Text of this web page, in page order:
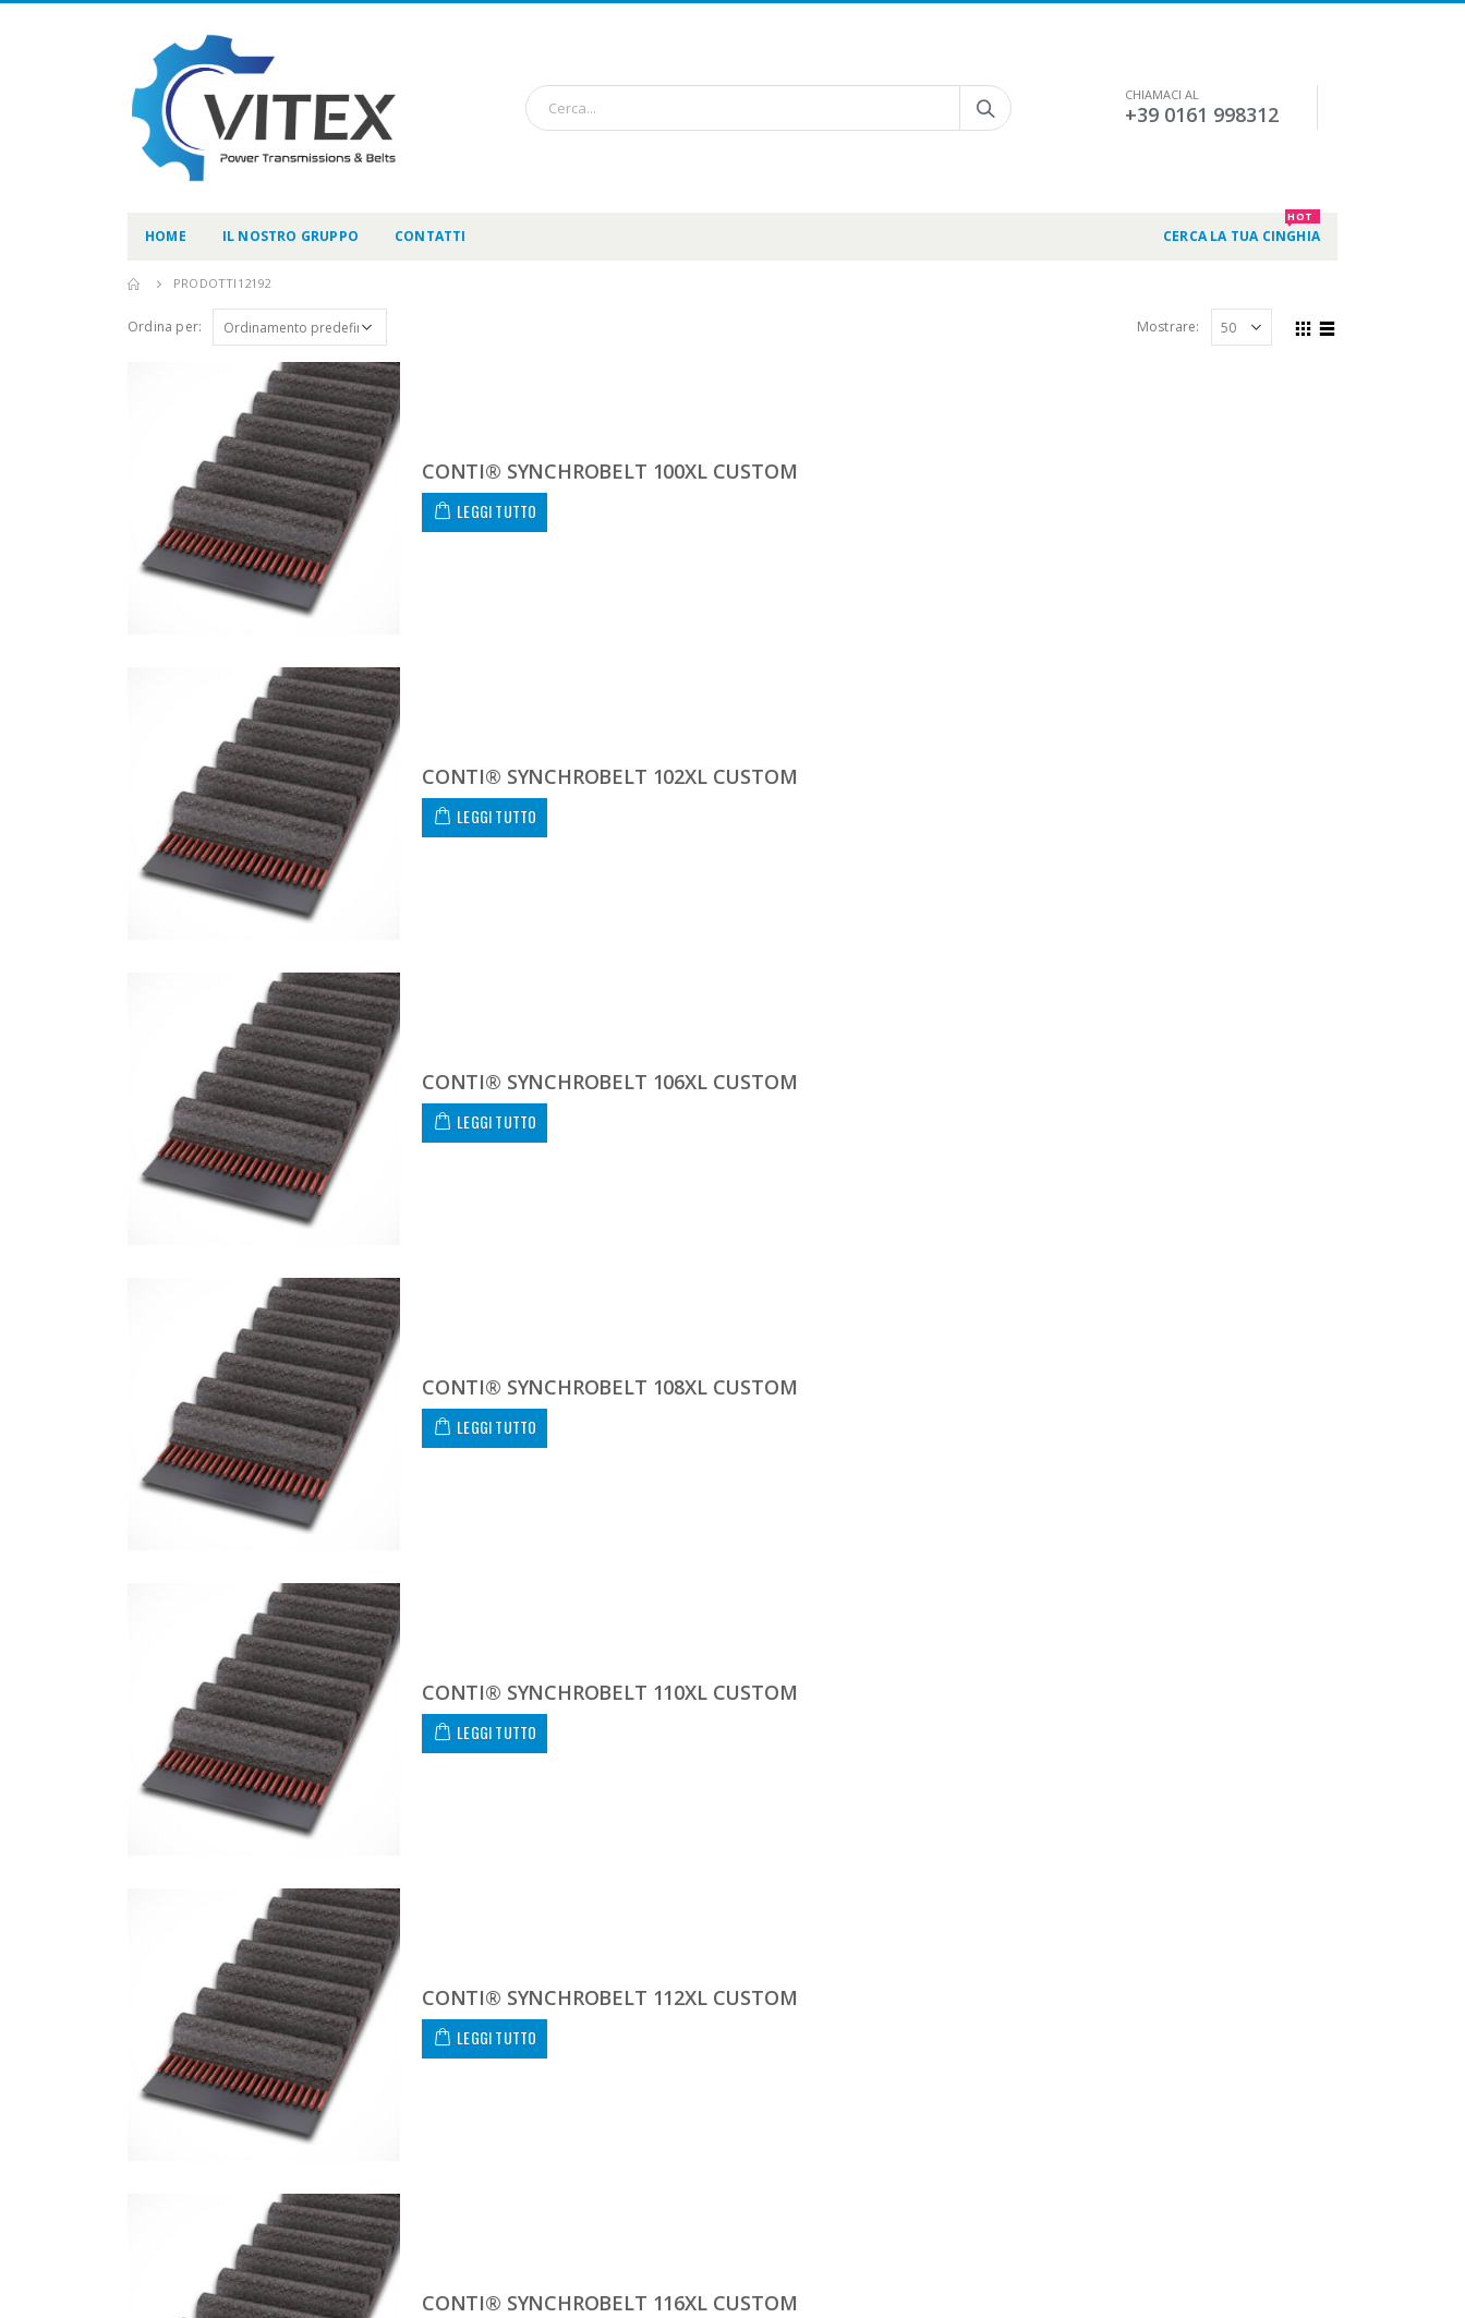
CHIAMACI AL
+39 0161 998312
HOME IL NOSTRO GRUPPO CONTATTI CERCA LA TUA CINGHIA
HOT
PRODOTTI 12192
Ordina per: Mostrare:
CONTI® SYNCHROBELT 100XL CUSTOM
LEGGI TUTTO
CONTI® SYNCHROBELT 102XL CUSTOM
LEGGI TUTTO
CONTI® SYNCHROBELT 106XL CUSTOM
LEGGI TUTTO
CONTI® SYNCHROBELT 108XL CUSTOM
LEGGI TUTTO
CONTI® SYNCHROBELT 110XL CUSTOM
LEGGI TUTTO
CONTI® SYNCHROBELT 112XL CUSTOM
LEGGI TUTTO
CONTI® SYNCHROBELT 116XL CUSTOM